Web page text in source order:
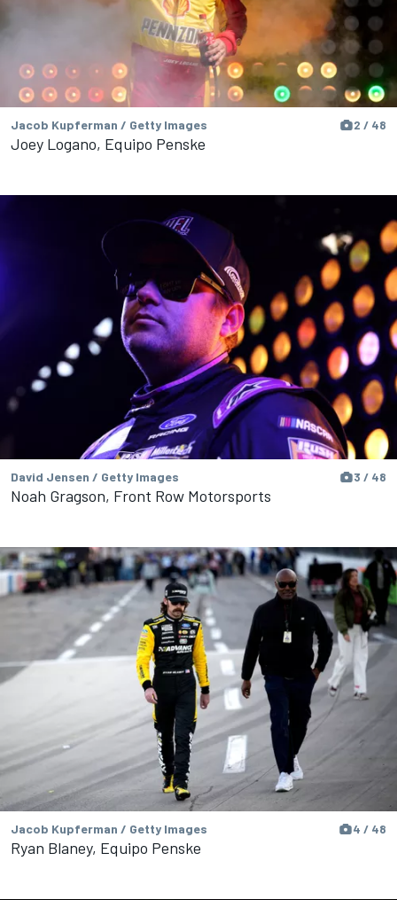
Jacob Kupferman / Getty Images 2 / 48
Joey Logano, Equipo Penske
David Jensen / Getty Images 3 / 48
Noah Gragson, Front Row Motorsports
Jacob Kupferman / Getty Images 4 / 48
Ryan Blaney, Equipo Penske